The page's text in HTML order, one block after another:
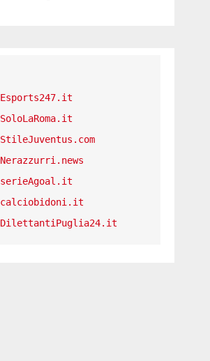
Esports247.it
SoloLaRoma.it
StileJuventus.com
Nerazzurri.news
serieAgoal.it
calciobidoni.it
DilettantiPuglia24.it